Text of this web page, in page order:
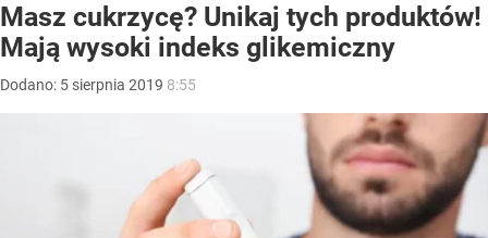
Masz cukrzycę? Unikaj tych produktów!
Mają wysoki indeks glikemiczny
Dodano: 5 sierpnia 2019 8:55